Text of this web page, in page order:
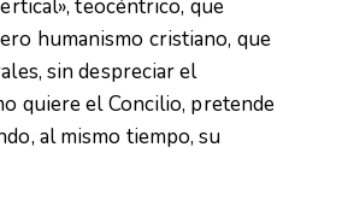
teocéntrico, que
humanismo cristiano, que
sin despreciar el
quiere el Concilio, pretende
al mismo tiempo, su